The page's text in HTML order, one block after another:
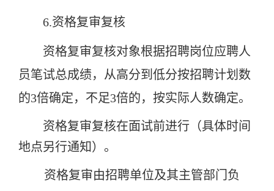
6.资格复审复核
资格复审复核对象根据招聘岗位应聘人
员笔试总成绩，从高分到低分按招聘计划数
的3倍确定，不足3倍的，按实际人数确定。
资格复审复核在面试前进行（具体时间
地点另行通知）。
资格复审由招聘单位及其主管部门负